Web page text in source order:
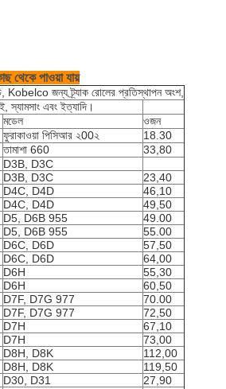
থেকে পাওয়া যায়
জন্য ট্র্যাক রোলের প্রতিস্থাপন অংশ,
স্যামসাং এবং ইত্যাদি।
মডেল
ওজন
ফুরাকাওয়া পিসিআর ২00২
18.30
তামাশা 660
33,80
D3B, D3C
D3B, D3C
23,40
D4C, D4D
46,10
D4C, D4D
49,50
D5, D6B 955
49.00
D5, D6B 955
55.00
D6C, D6D
57,50
D6C, D6D
64,00
D6H
55,30
D6H
60,50
D7F, D7G 977
70.00
D7F, D7G 977
72,50
D7H
67,10
D7H
73,00
D8H, D8K
112,00
D8H, D8K
119,50
D30, D31
27,90